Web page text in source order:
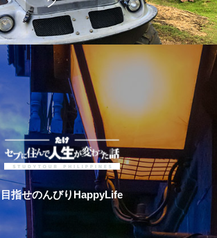
目指せのんびりHappyLife